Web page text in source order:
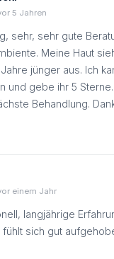
5 Jahren
sehr, sehr gute
Meine Haut
jünger aus. Ich
und gebe ihr 5
Behandlung.
einem Jahr
langjährige
sich gut